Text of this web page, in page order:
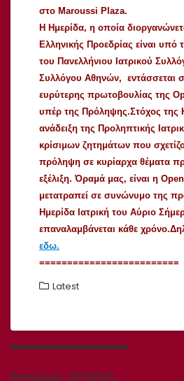
στο Maroussi Plaza.
H Ημερίδα, η οποία
Ελληνικής Προεδρίας είναι
του Πανελλήνιου Ιατρικού
Συλλόγου Αθηνών, εντάσσεται
ευρύτερης πρωτοβουλίας της
υπέρ της Πρόληψης.Στόχος της
ανάδειξη της Προληπτικής
κρίσιμων ζητημάτων που
πρόληψη σε κυρίαρχα θέματα
εξέλιξη. Όραμά μας, είναι η
μετατραπεί σε συνώνυμο της
Ημερίδα Ιατρική του Αύριο
επαναλαμβάνεται κάθε
εδω.
=========================
Latest
Πλοήγηση
Previous: Previous
ΧΡΟΝΙΑ